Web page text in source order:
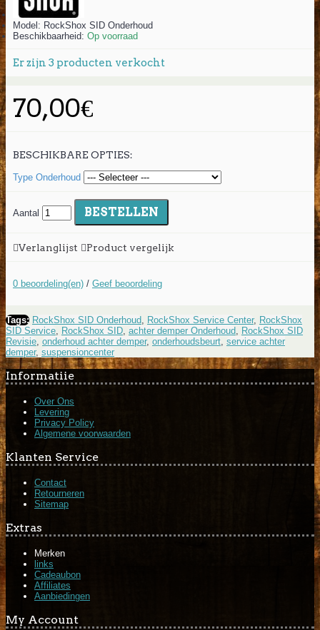
Model: RockShox SID Onderhoud
Beschikbaarheid: Op voorraad
Er zijn 3 producten verkocht
70,00€
BESCHIKBARE OPTIES:
Type Onderhoud
Aantal BESTELLEN
Verlanglijst Product vergelijk
0 beoordeling(en) / Geef beoordeling
Tags: RockShox SID Onderhoud RockShox Service Center, RockShox
SID Service RockShox SID achter demper Onderhoud RockShox SID
Revisie onderhoud achter demper, onderhoudsbeurt service achter
demper, suspensioncenter
Informatiie
Over Ons
Levering
Privacy Policy
Algemene voorwaarden
Klanten Service
Contact
Retourneren
Sitemap
Extras
Merken
links
Cadeaubon
Affiliates
Aanbiedingen
My Account